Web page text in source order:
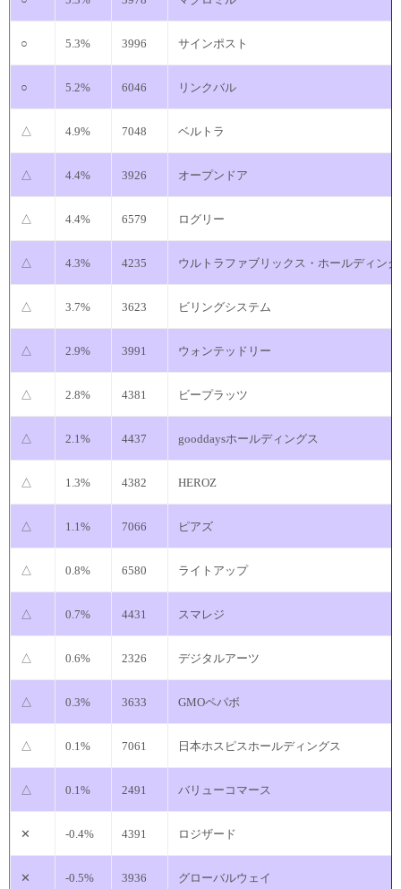
○ 5.3% 3996 サインポスト
○ 5.2% 6046 リンクバル
△ 4.9% 7048 ベルトラ
△ 4.4% 3926 オープンドア
△ 4.4% 6579 ログリー
△ 4.3% 4235 ウルトラファブリックス・ホールディン
△ 3.7% 3623 ビリングシステム
△ 2.9% 3991 ウォンテッドリー
△ 2.8% 4381 ビープラッツ
△ 2.1% 4437 gooddaysホールディングス
△ 1.3% 4382 HEROZ
△ 1.1% 7066 ピアズ
△ 0.8% 6580 ライトアップ
△ 0.7% 4431 スマレジ
△ 0.6% 2326 デジタルアーツ
△ 0.3% 3633 GMOペパボ
△ 0.1% 7061 日本ホスピスホールディングス
△ 0.1% 2491 バリューコマース
✕ -0.4% 4391 ロジザード
✕ -0.5% 3936 グローバルウェイ